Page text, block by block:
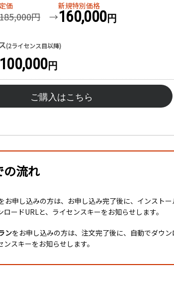
定価
円 →
新規特別価格
160,000円
(2ライセンス目以降)
100,000円
ご購入はこちら
の流れ
お申し込みの方は、お申し込み完了後に、インストー
ロードURLと、ライセンスキーをお知らせします。
ンをお申し込みの方は、注文完了後に、自動でダウ
ンスキーをお知らせします。